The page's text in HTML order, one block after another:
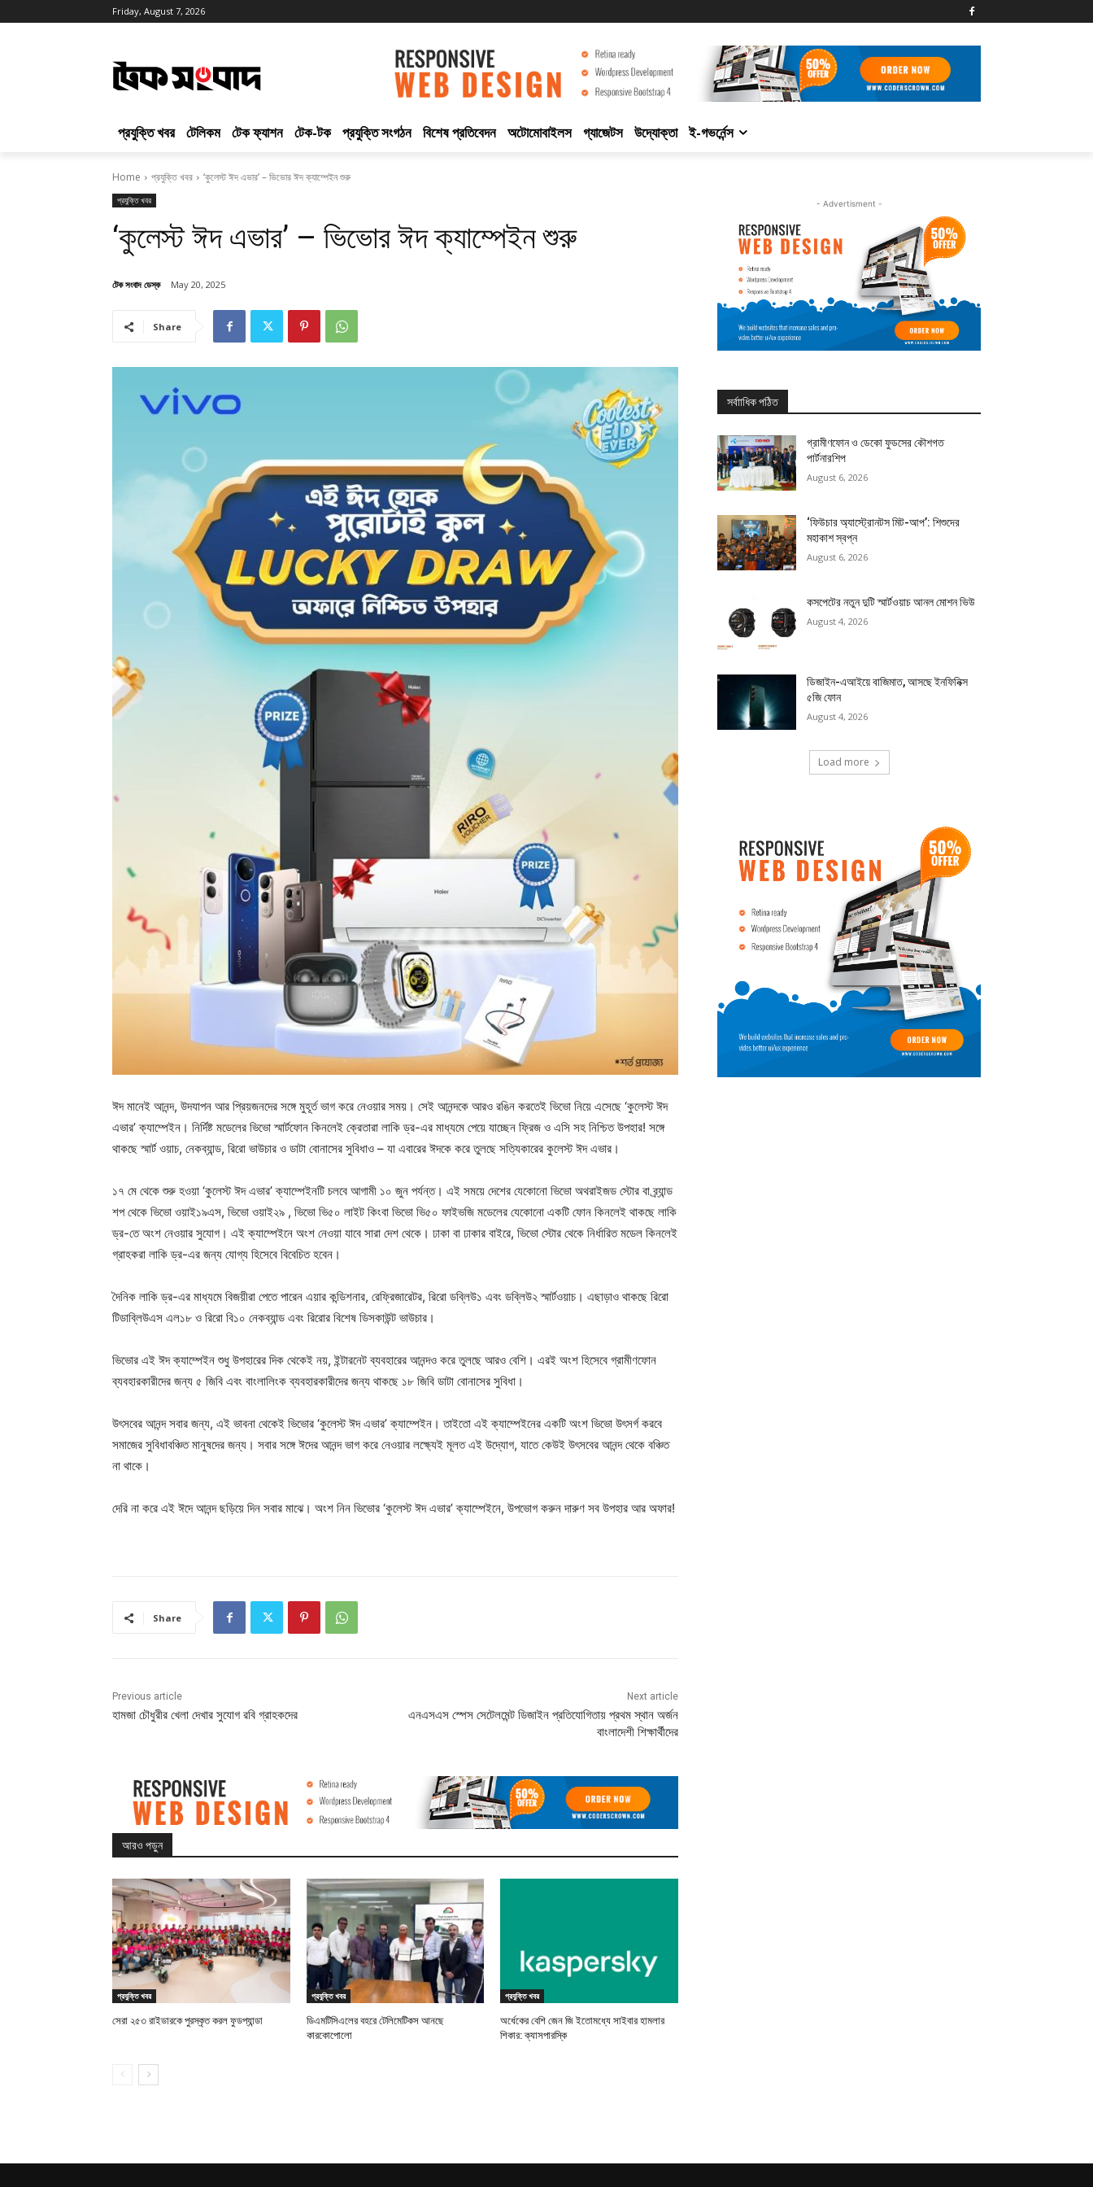
Friday, August 7, 2026
প্রযুক্তি খবর টেলিকম টেক ফ্যাশন টেক-টক প্রযুক্তি সংগঠন বিশেষ প্রতিবেদন অটোমোবাইলস গ্যাজেটস উদ্যোক্তা ই-গভর্নেন্স
Home প্রযুক্তি খবর ‘কুলেস্ট ঈদ এভার’ – ভিভোর ঈদ ক্যাম্পেইন শুরু
প্রযুক্তি খবর
‘কুলেস্ট ঈদ এভার’ – ভিভোর ঈদ ক্যাম্পেইন শুরু
টেক সংবাদ ডেস্ক May 20, 2025
Share
ঈদ মানেই আনন্দ, উদযাপন আর প্রিয়জনদের সঙ্গে মুহূর্ত ভাগ করে নেওয়ার সময়। সেই আনন্দকে আরও রঙিন করতেই ভিভো নিয়ে এসেছে ‘কুলেস্ট ঈদ
এভার’ ক্যাম্পেইন। নির্দিষ্ট মডেলের ভিভো স্মার্টফোন কিনলেই ক্রেতারা লাকি ড্র-এর মাধ্যমে পেয়ে যাচ্ছেন ফ্রিজ ও এসি সহ নিশ্চিত উপহার! সঙ্গে
থাকছে স্মার্ট ওয়াচ, নেকব্যান্ড, রিরো ভাউচার ও ডাটা বোনাসের সুবিধাও – যা এবারের ঈদকে করে তুলছে সত্যিকারের কুলেস্ট ঈদ এভার।
১৭ মে থেকে শুরু হওয়া ‘কুলেস্ট ঈদ এভার’ ক্যাম্পেইনটি চলবে আগামী ১০ জুন পর্যন্ত। এই সময়ে দেশের যেকোনো ভিভো অথরাইজড স্টোর বা ব্র্যান্ড
শপ থেকে ভিভো ওয়াই১৯এস, ভিভো ওয়াই২৯ , ভিভো ভি৫০ লাইট কিংবা ভিভো ভি৫০ ফাইভজি মডেলের যেকোনো একটি ফোন কিনলেই থাকছে লাকি
ড্র-তে অংশ নেওয়ার সুযোগ। এই ক্যাম্পেইনে অংশ নেওয়া যাবে সারা দেশ থেকে। ঢাকা বা ঢাকার বাইরে, ভিভো স্টোর থেকে নির্ধারিত মডেল কিনলেই
গ্রাহকরা লাকি ড্র-এর জন্য যোগ্য হিসেবে বিবেচিত হবেন।
দৈনিক লাকি ড্র-এর মাধ্যমে বিজয়ীরা পেতে পারেন এয়ার কন্ডিশনার, রেফ্রিজারেটর, রিরো ডব্লিউ১ এবং ডব্লিউ২ স্মার্টওয়াচ। এছাড়াও থাকছে রিরো
টিডাব্লিউএস এল১৮ ও রিরো বি১০ নেকব্যান্ড এবং রিরোর বিশেষ ডিসকাউন্ট ভাউচার।
ভিভোর এই ঈদ ক্যাম্পেইন শুধু উপহারের দিক থেকেই নয়, ইন্টারনেট ব্যবহারের আনন্দও করে তুলছে আরও বেশি। এরই অংশ হিসেবে গ্রামীণফোন
ব্যবহারকারীদের জন্য ৫ জিবি এবং বাংলালিংক ব্যবহারকারীদের জন্য থাকছে ১৮ জিবি ডাটা বোনাসের সুবিধা।
উৎসবের আনন্দ সবার জন্য, এই ভাবনা থেকেই ভিভোর ‘কুলেস্ট ঈদ এভার’ ক্যাম্পেইন। তাইতো এই ক্যাম্পেইনের একটি অংশ ভিভো উৎসর্গ করবে
সমাজের সুবিধাবঞ্চিত মানুষদের জন্য। সবার সঙ্গে ঈদের আনন্দ ভাগ করে নেওয়ার লক্ষ্যেই মূলত এই উদ্যোগ, যাতে কেউই উৎসবের আনন্দ থেকে বঞ্চিত
না থাকে।
দেরি না করে এই ঈদে আনন্দ ছড়িয়ে দিন সবার মাঝে। অংশ নিন ভিভোর ‘কুলেস্ট ঈদ এভার’ ক্যাম্পেইনে, উপভোগ করুন দারুণ সব উপহার আর অফার!
Share
Previous article
হামজা চৌধুরীর খেলা দেখার সুযোগ রবি গ্রাহকদের
Next article
এনএসএস স্পেস সেটেলমেন্ট ডিজাইন প্রতিযোগিতায় প্রথম স্থান অর্জন
বাংলাদেশী শিক্ষার্থীদের
আরও পড়ুন
প্রযুক্তি খবর
সেরা ২৫৩ রাইডারকে পুরস্কৃত করল ফুডপ্যান্ডা
প্রযুক্তি খবর
ডিএমটিসিএলের বহরে টেলিমেটিকস আনছে
কারকোপোলো
প্রযুক্তি খবর
অর্ধেকের বেশি জেন জি ইতোমধ্যে সাইবার হামলার
শিকার: ক্যাসপারস্কি
- Advertisment -
সর্বাাধিক পঠিত
গ্রামীণফোন ও ডেকো ফুডসের কৌশগত
পার্টনারশিপ
August 6, 2026
‘ফিউচার অ্যাস্ট্রোনটস মিট-আপ’: শিশুদের
মহাকাশ স্বপ্ন
August 6, 2026
কসপেটের নতুন দুটি স্মার্টওয়াচ আনল মোশন ভিউ
August 4, 2026
ডিজাইন-এআইয়ে বাজিমাত, আসছে ইনফিনিক্স
৫জি ফোন
August 4, 2026
Load more